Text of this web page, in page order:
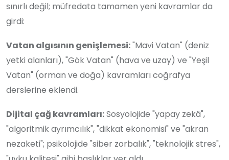
sınırlı değil; müfredata tamamen yeni kavramlar da
girdi:
Vatan algısının genişlemesi:"Mavi Vatan" (deniz
yetki alanları), "Gök Vatan" (hava ve uzay) ve "Yeşil
Vatan" (orman ve doğa) kavramları coğrafya
derslerine eklendi.
Dijital çağ kavramları:Sosyolojide "yapay zekâ",
"algoritmik ayrımcılık", "dikkat ekonomisi" ve "akran
nezaketi"; psikolojide "siber zorbalık", "teknolojik stres",